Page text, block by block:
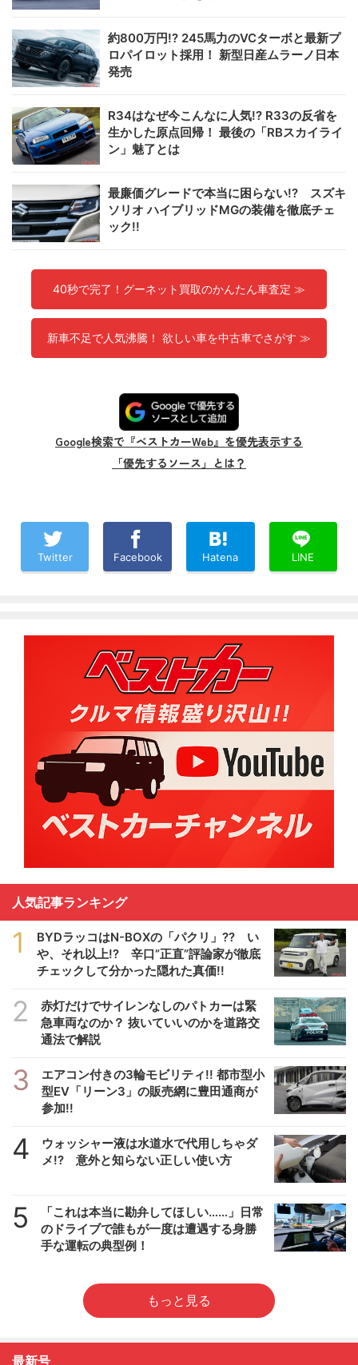
約800万円!? 245馬力のVCターボと最新プ
ロパイロット採用！ 新型日産ムラーノ日本
発売
R34はなぜ今こんなに人気!? R33の反省を
生かした原点回帰！ 最後の「RBスカイライ
ン」魅了とは
最廉価グレードで本当に困らない!? スズキ
ソリオ ハイブリッドMGの装備を徹底チェ
ック!!
40秒で完了！グーネット買取のかんたん車査定 ≫
新車不足で人気沸騰！ 欲しい車を中古車でさがす ≫
Google検索で『ベストカーWeb』を優先表示する
「優先するソース」とは？
Twitter Facebook Hatena LINE
人気記事ランキング
1
BYDラッコはN-BOXの「パクリ」?? い
や、それ以上!? 辛口”正直”評論家が徹底
チェックして分かった隠れた真価!!
2
赤灯だけでサイレンなしのパトカーは緊
急車両なのか？ 抜いていいのかを道路交
通法で解説
3
エアコン付きの3輪モビリティ!! 都市型小
型EV「リーン3」の販売網に豊田通商が
参加!!
4
ウォッシャー液は水道水で代用しちゃダ
メ!? 意外と知らない正しい使い方
5
「これは本当に勘弁してほしい……」日常
のドライブで誰もが一度は遭遇する身勝
手な運転の典型例！
もっと見る
最新号